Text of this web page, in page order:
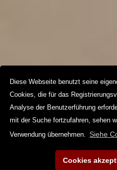
Diese Webseite benutzt seine
Cookies, die für das
Analyse der Benutzerführung
mit der Suche fortzufahren, sehen
Verwendung übernehmen. Siehe
Cookies